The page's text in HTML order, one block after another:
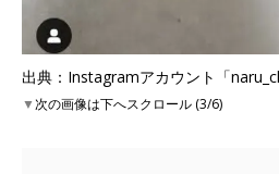
出典：Instagramアカウント「
▼次の画像は下へスクロール (3/6)